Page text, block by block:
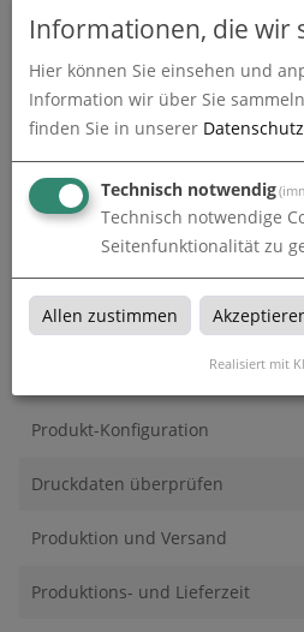
Lieferzeit
Absenderadresse
Alle Preise im
Produkt-Konfiguration
Druckdaten überprüfen
Produktion und Versand
Produktions- und Lieferzeit
Informationen, die wir
Hier können Sie einsehen und
Information wir über Sie
finden Sie in unserer
Technisch notwendig
Technisch notwendige
Seitenfunktionalität zu
Allen zustimmen
Realisiert mit